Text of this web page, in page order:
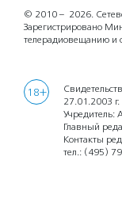
© 2010 – 2026.
Зарегистрировано
телерадиовещанию и
18+
27.01.2003 г.
Главный
Контакты
тел.: (495)